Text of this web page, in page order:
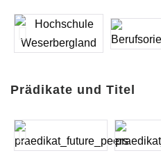
Prädikate und Titel